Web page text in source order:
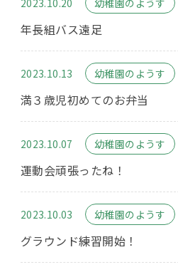
2023.10.20 幼稚園のようす
年長組バス遠足
2023.10.13 幼稚園のようす
満３歳児初めてのお弁当
2023.10.07 幼稚園のようす
運動会頑張ったね！
2023.10.03 幼稚園のようす
グラウンド練習開始！